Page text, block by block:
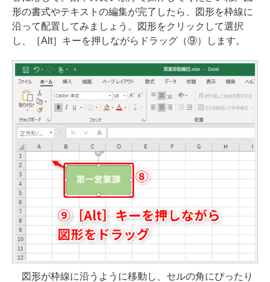
形の書式やテキストの編集が完了したら、図形を枠線に
沿って配置してみましょう。図形をクリックして選択
し、［Alt］キーを押しながらドラッグ（⑨）します。
図形が枠線に沿うように移動し、セルの角にぴったり